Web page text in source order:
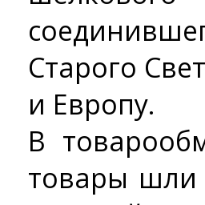
Старого
и Европу.
В
товары шли